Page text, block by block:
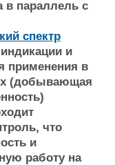
в параллель с
спектр
и
применения в
(добывающая
что
и
работу на